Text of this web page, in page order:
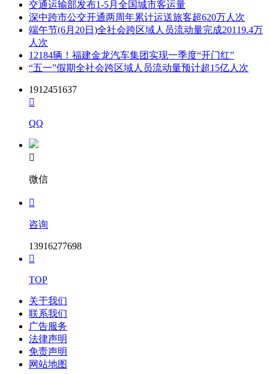
交通运输部发布1-5月全国城市客运量
深中跨市公交开通两周年累计运送旅客超620万人次
端午节(6月20日)全社会跨区域人员流动量完成20119.4万
人次
12184辆！福建金龙汽车集团实现一季度“开门红”
“五一”假期全社会跨区域人员流动量预计超15亿人次
1912451637

QQ

微信

咨询
13916277698

TOP
关于我们
联系我们
广告服务
法律声明
免责声明
网站地图